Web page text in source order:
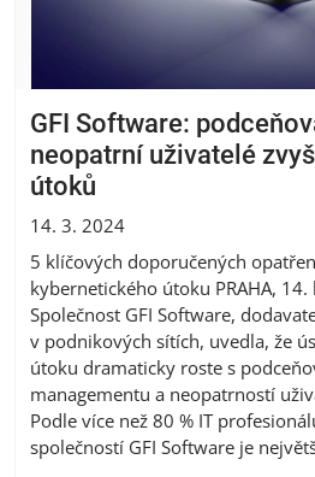
GFI Software:
neopatrní uživatelé
útoků
14. 3. 2024
5 klíčových doporučených
kybernetického útoku PRAHA, 14.
Společnost GFI Software,
v podnikových sítích, uvedla, že
útoku dramaticky roste s
managementu a neopatrností
Podle více než 80 % IT
společností GFI Software je